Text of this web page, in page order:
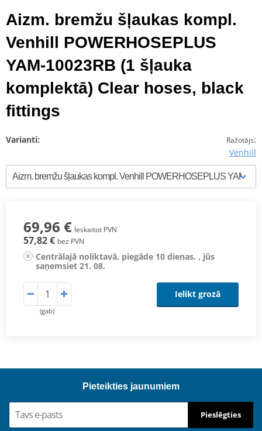
Aizm. bremžu šļaukas kompl.
Venhill POWERHOSEPLUS
YAM-10023RB (1 šļauka
komplektā) Clear hoses, black
fittings
Ražotājs:
Venhill
Varianti:
69,96 € Ieskaitot PVN
57,82 € bez PVN
Centrālajā noliktavā, piegāde 10 dienas. , jūs
saņemsiet 21. 08.
(gab)
Ielikt grozā
Pieteikties jaunumiem
Pieslēgties